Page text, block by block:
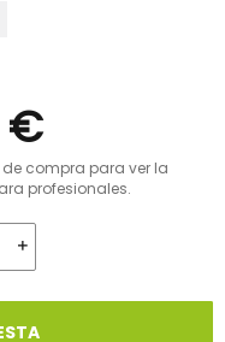
€
compra para ver la
profesionales.